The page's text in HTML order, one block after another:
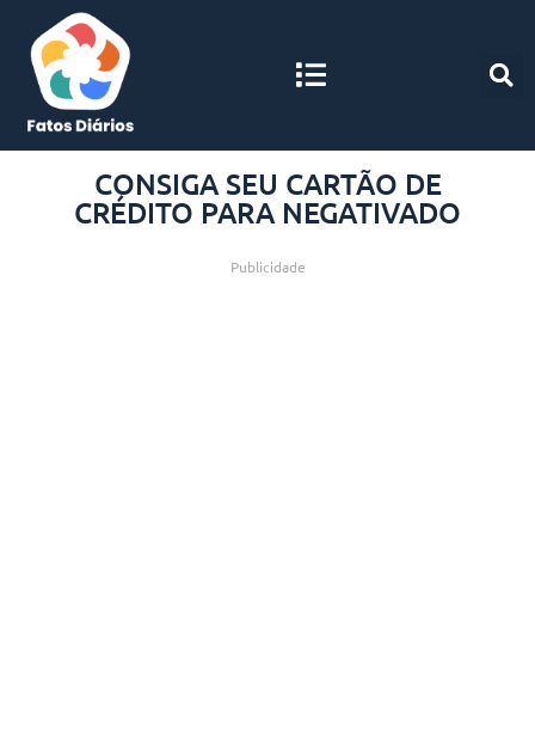
CONSIGA SEU CARTÃO DE
CRÉDITO PARA NEGATIVADO
Publicidade